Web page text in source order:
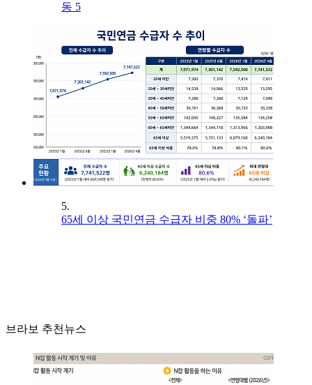
동 5
5.
65세 이상 국민연금 수급자 비중 80% ‘돌파’
브라보 추천뉴스